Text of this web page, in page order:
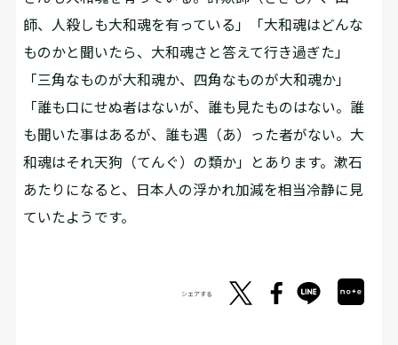
師、人殺しも大和魂を有っている」「大和魂はどんな
ものかと聞いたら、大和魂さと答えて行き過ぎた」
「三角なものが大和魂か、四角なものが大和魂か」
「誰も口にせぬ者はないが、誰も見たものはない。誰
も聞いた事はあるが、誰も遇（あ）った者がない。大
和魂はそれ天狗（てんぐ）の類か」とあります。漱石
あたりになると、日本人の浮かれ加減を相当冷静に見
ていたようです。
シェアする